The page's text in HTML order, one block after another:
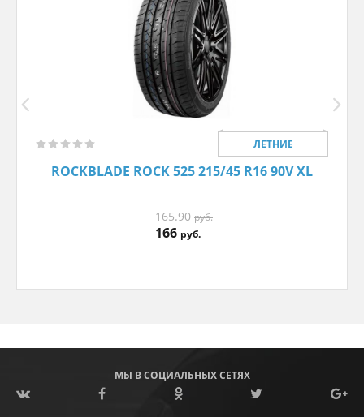
ЛЕТНИЕ
ROCKBLADE ROCK 525 215/45 R16 90V XL
165.90руб.
166 руб.
МЫ В СОЦИАЛЬНЫХ СЕТЯХ